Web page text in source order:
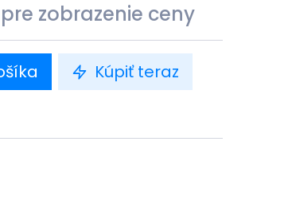
pre zobrazenie ceny
Kúpiť teraz